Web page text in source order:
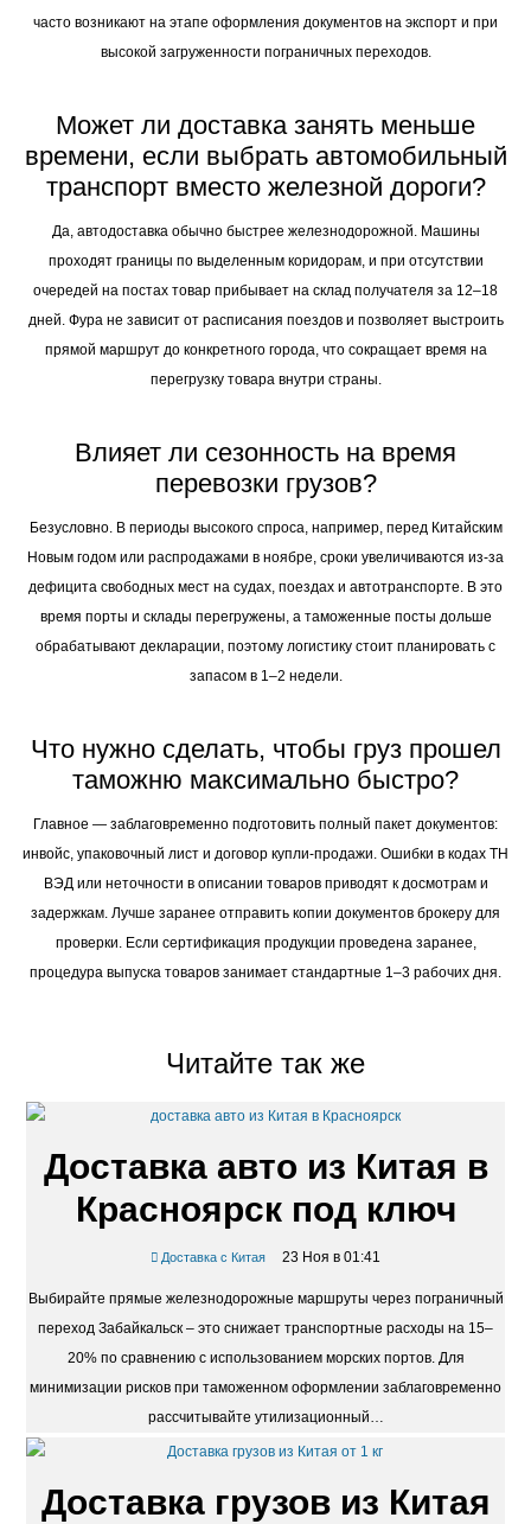
часто возникают на этапе оформления документов на экспорт и при
высокой загруженности пограничных переходов.
Может ли доставка занять меньше
времени, если выбрать автомобильный
транспорт вместо железной дороги?
Да, автодоставка обычно быстрее железнодорожной. Машины
проходят границы по выделенным коридорам, и при отсутствии
очередей на постах товар прибывает на склад получателя за 12–18
дней. Фура не зависит от расписания поездов и позволяет выстроить
прямой маршрут до конкретного города, что сокращает время на
перегрузку товара внутри страны.
Влияет ли сезонность на время
перевозки грузов?
Безусловно. В периоды высокого спроса, например, перед Китайским
Новым годом или распродажами в ноябре, сроки увеличиваются из-за
дефицита свободных мест на судах, поездах и автотранспорте. В это
время порты и склады перегружены, а таможенные посты дольше
обрабатывают декларации, поэтому логистику стоит планировать с
запасом в 1–2 недели.
Что нужно сделать, чтобы груз прошел
таможню максимально быстро?
Главное — заблаговременно подготовить полный пакет документов:
инвойс, упаковочный лист и договор купли-продажи. Ошибки в кодах ТН
ВЭД или неточности в описании товаров приводят к досмотрам и
задержкам. Лучше заранее отправить копии документов брокеру для
проверки. Если сертификация продукции проведена заранее,
процедура выпуска товаров занимает стандартные 1–3 рабочих дня.
Читайте так же
Доставка авто из Китая в
Красноярск под ключ
Доставка с Китая 23 Ноя в 01:41
Выбирайте прямые железнодорожные маршруты через пограничный
переход Забайкальск – это снижает транспортные расходы на 15–
20% по сравнению с использованием морских портов. Для
минимизации рисков при таможенном оформлении заблаговременно
рассчитывайте утилизационный…
Доставка грузов из Китая